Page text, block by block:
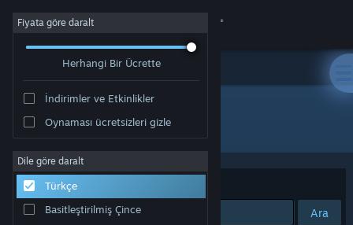
Giriş yap
Hakkında
Destek
Fiyata göre daralt
Herhangi Bir Ücrette
İndirimler ve Etkinlikler
Oynaması ücretsizleri gizle
Dile göre daralt
Türkçe
Basitleştirilmiş Çince
Geliştirici: Breakpoint Games
Sırala Uygunluk
Ara